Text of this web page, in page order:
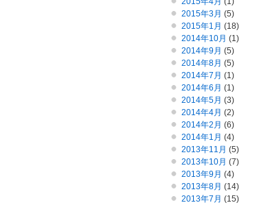
2015年3月 (5)
2015年1月 (18)
2014年10月 (1)
2014年9月 (5)
2014年8月 (5)
2014年7月 (1)
2014年6月 (1)
2014年5月 (3)
2014年4月 (2)
2014年2月 (6)
2014年1月 (4)
2013年11月 (5)
2013年10月 (7)
2013年9月 (4)
2013年8月 (14)
2013年7月 (15)